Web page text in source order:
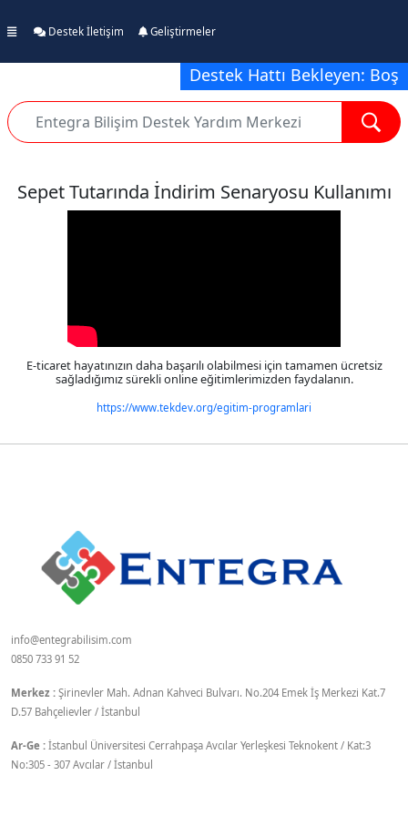
Destek İletişim Geliştirmeler
Destek Hattı Bekleyen: Boş
Sepet Tutarında İndirim Senaryosu Kullanımı
E-ticaret hayatınızın daha başarılı olabilmesi için tamamen ücretsiz
sağladığımız sürekli online eğitimlerimizden faydalanın.
https://www.tekdev.org/egitim-programlari
info@entegrabilisim.com
0850 733 91 52
Merkez : Şirinevler Mah. Adnan Kahveci Bulvarı. No.204 Emek İş Merkezi Kat.7
D.57 Bahçelievler / İstanbul
Ar-Ge : İstanbul Üniversitesi Cerrahpaşa Avcılar Yerleşkesi Teknokent / Kat:3
No:305 - 307 Avcılar / İstanbul